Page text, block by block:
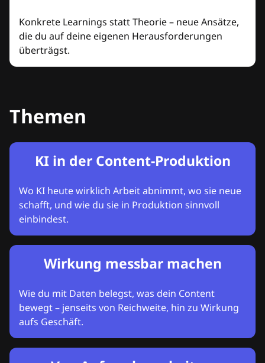
Konkrete Learnings statt Theorie – neue Ansätze,
die du auf deine eigenen Herausforderungen
überträgst.
Themen
KI in der Content-Produktion
Wo KI heute wirklich Arbeit abnimmt, wo sie neue
schafft, und wie du sie in Produktion sinnvoll
einbindest.
Wirkung messbar machen
Wie du mit Daten belegst, was dein Content
bewegt – jenseits von Reichweite, hin zu Wirkung
aufs Geschäft.